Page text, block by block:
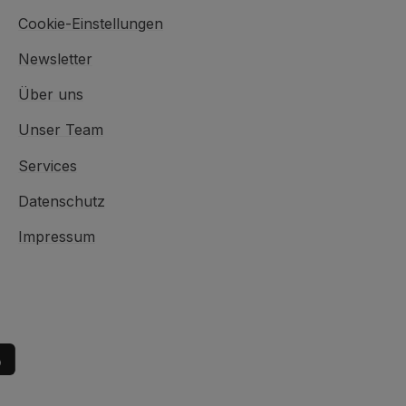
Cookie-Einstellungen
Newsletter
Über uns
Unser Team
Services
Datenschutz
Impressum